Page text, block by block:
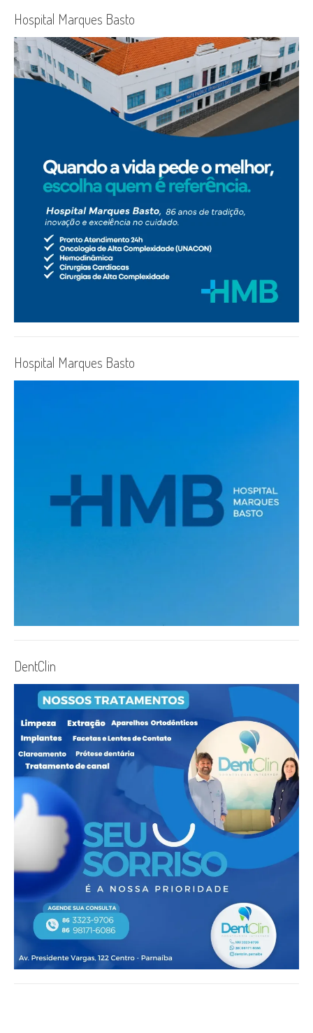
Hospital Marques Basto
Hospital Marques Basto
DentClin